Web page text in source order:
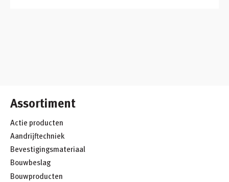
Assortiment
Actie producten
Aandrijftechniek
Bevestigingsmateriaal
Bouwbeslag
Bouwproducten